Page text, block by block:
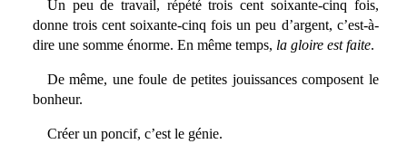
Un peu de travail, répété trois cent soixante-cinq fois,
donne trois cent soixante-cinq fois un peu d’argent, c’est-à-
dire une somme énorme. En même temps, la gloire est faite.
De même, une foule de petites jouissances composent le
bonheur.
Créer un poncif, c’est le génie.